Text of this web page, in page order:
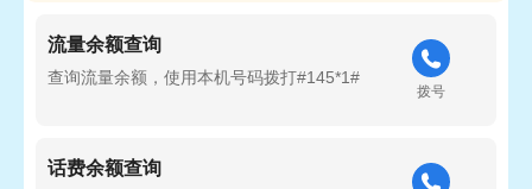
流量余额查询
查询流量余额，使用本机号码拨打#145*1#
拨号
话费余额查询